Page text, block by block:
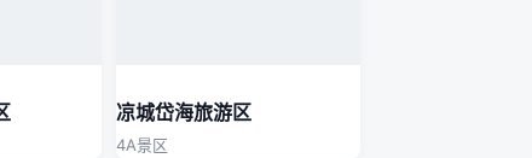
凉城岱海旅游区
4A景区